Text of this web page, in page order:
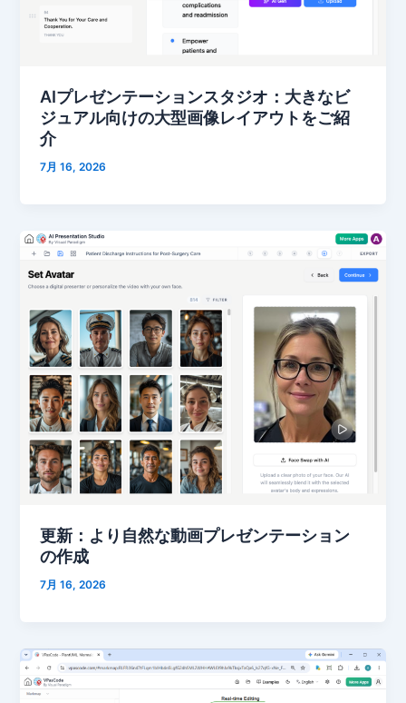
AIプレゼンテーションスタジオ：大きなビ
ジュアル向けの大型画像レイアウトをご紹
介
7月 16, 2026
更新：より自然な動画プレゼンテーション
の作成
7月 16, 2026